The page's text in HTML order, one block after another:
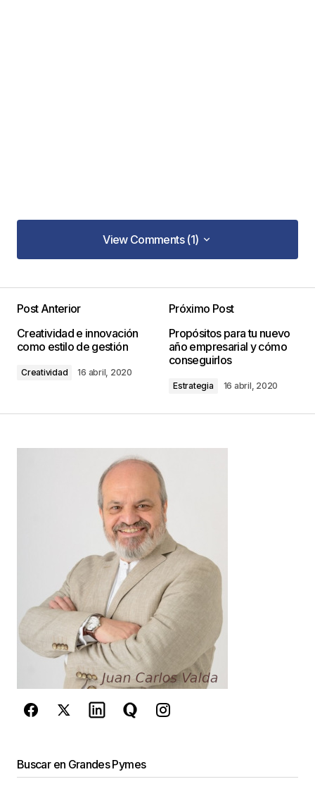
View Comments (1)
View Comments (1)
publicada. Los campos obligatorios están
marcados con*
*
Guarda mi nombre, correo electrónico y web en
este navegador para la próxima vez que
comente.
Este sitio esta protegido por
reCAPTCHA y la Política de
privacidady losTérminos del servicio
de Googlese aplican.
Post Anterior
Creatividad e innovación
como estilo de gestión
Creatividad 16 abril, 2020
Próximo Post
Propósitos para tu nuevo
año empresarial y cómo
conseguirlos
Estrategia 16 abril, 2020
Buscar en Grandes Pymes